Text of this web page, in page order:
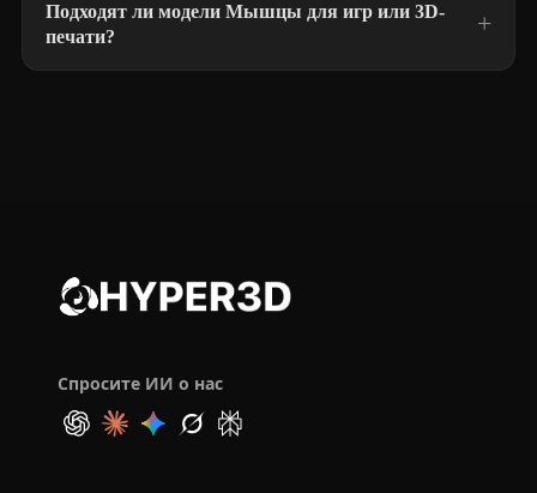
Подходят ли модели Мышцы для игр или 3D-
печати?
Спросите ИИ о нас